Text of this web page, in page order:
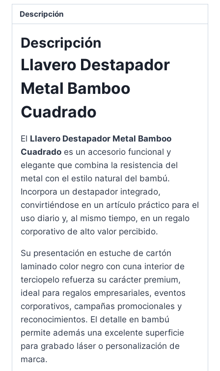
Descripción
Descripción
Llavero Destapador
Metal Bamboo
Cuadrado
El Llavero Destapador Metal Bamboo
Cuadrado es un accesorio funcional y
elegante que combina la resistencia del
metal con el estilo natural del bambú.
Incorpora un destapador integrado,
convirtiéndose en un artículo práctico para el
uso diario y, al mismo tiempo, en un regalo
corporativo de alto valor percibido.
Su presentación en estuche de cartón
laminado color negro con cuna interior de
terciopelo refuerza su carácter premium,
ideal para regalos empresariales, eventos
corporativos, campañas promocionales y
reconocimientos. El detalle en bambú
permite además una excelente superficie
para grabado láser o personalización de
marca.